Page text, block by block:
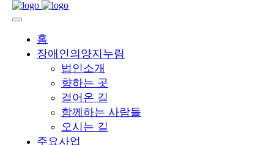
홈
장애인의양지누림
법인소개
향하는 곳
걸어온 길
함께하는 사람들
오시는 길
주요사업